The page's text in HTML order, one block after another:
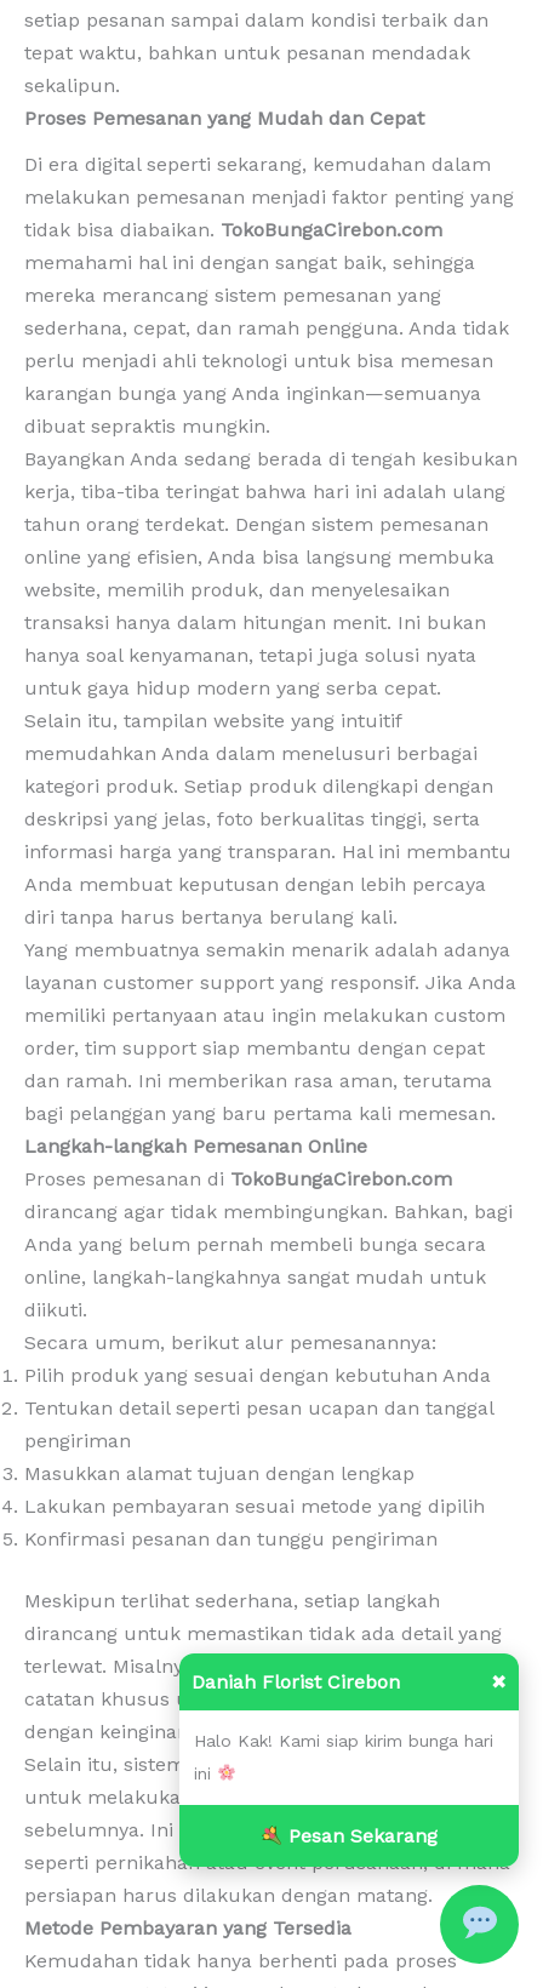
setiap pesanan sampai dalam kondisi terbaik dan
tepat waktu, bahkan untuk pesanan mendadak
sekalipun.
Proses Pemesanan yang Mudah dan Cepat
Di era digital seperti sekarang, kemudahan dalam
melakukan pemesanan menjadi faktor penting yang
tidak bisa diabaikan. TokoBungaCirebon.com
memahami hal ini dengan sangat baik, sehingga
mereka merancang sistem pemesanan yang
sederhana, cepat, dan ramah pengguna. Anda tidak
perlu menjadi ahli teknologi untuk bisa memesan
karangan bunga yang Anda inginkan—semuanya
dibuat sepraktis mungkin.
Bayangkan Anda sedang berada di tengah kesibukan
kerja, tiba-tiba teringat bahwa hari ini adalah ulang
tahun orang terdekat. Dengan sistem pemesanan
online yang efisien, Anda bisa langsung membuka
website, memilih produk, dan menyelesaikan
transaksi hanya dalam hitungan menit. Ini bukan
hanya soal kenyamanan, tetapi juga solusi nyata
untuk gaya hidup modern yang serba cepat.
Selain itu, tampilan website yang intuitif
memudahkan Anda dalam menelusuri berbagai
kategori produk. Setiap produk dilengkapi dengan
deskripsi yang jelas, foto berkualitas tinggi, serta
informasi harga yang transparan. Hal ini membantu
Anda membuat keputusan dengan lebih percaya
diri tanpa harus bertanya berulang kali.
Yang membuatnya semakin menarik adalah adanya
layanan customer support yang responsif. Jika Anda
memiliki pertanyaan atau ingin melakukan custom
order, tim support siap membantu dengan cepat
dan ramah. Ini memberikan rasa aman, terutama
bagi pelanggan yang baru pertama kali memesan.
Langkah-langkah Pemesanan Online
Proses pemesanan di TokoBungaCirebon.com
dirancang agar tidak membingungkan. Bahkan, bagi
Anda yang belum pernah membeli bunga secara
online, langkah-langkahnya sangat mudah untuk
diikuti.
Secara umum, berikut alur pemesanannya:
Pilih produk yang sesuai dengan kebutuhan Anda
Tentukan detail seperti pesan ucapan dan tanggal
pengiriman
Masukkan alamat tujuan dengan lengkap
Lakukan pembayaran sesuai metode yang dipilih
Konfirmasi pesanan dan tunggu pengiriman
Meskipun terlihat sederhana, setiap langkah
dirancang untuk memastikan tidak ada detail yang
terlewat. Misalnya, Anda bisa menambahkan
catatan khusus untuk florist agar desain sesuai
dengan keinginan Anda.
Selain itu, sistem ini juga memungkinkan Anda
untuk melakukan pemesanan jauh hari
sebelumnya. Ini sangat berguna untuk acara besar
seperti pernikahan atau event perusahaan, di mana
persiapan harus dilakukan dengan matang.
Metode Pembayaran yang Tersedia
Kemudahan tidak hanya berhenti pada proses
Daniah Florist Cirebon ✖
Halo Kak! Kami siap kirim bunga hari
ini
Pesan Sekarang